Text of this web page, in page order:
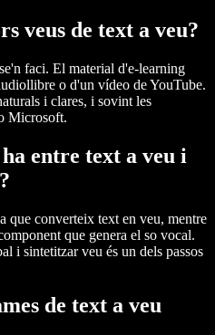
veus de text a veu?
faci. El material d'e-learning
o d'un vídeo de YouTube.
i clares, i sovint les
Microsoft.
entre text a veu i
que converteix text en veu, mentre
que genera el so vocal.
i sintetitzar veu és un dels passos
de text a veu